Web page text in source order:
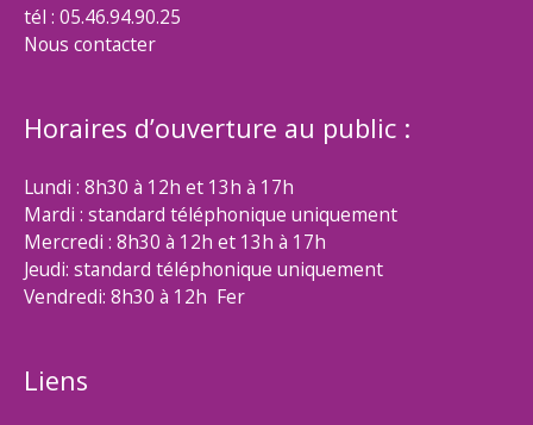
tél : 05.46.94.90.25
Nous contacter
Horaires d’ouverture au public :
Lundi : 8h30 à 12h et 13h à 17h
Mardi : standard téléphonique uniquement
Mercredi : 8h30 à 12h et 13h à 17h
Jeudi: standard téléphonique uniquement
Vendredi: 8h30 à 12h Fer
Liens